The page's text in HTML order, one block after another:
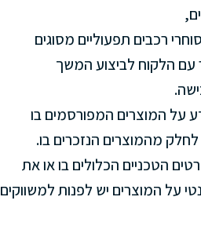
רכבים תפעוליים מסוגים
עם הלקוח לביצוע המשך
על המוצרים המפורסמים בו
מהמוצרים הנזכרים בו.
הטכניים הכלולים בו או את
על המוצרים יש לפנות למשווקים